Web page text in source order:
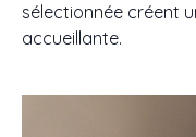
sélectionnée créent
accueillante.